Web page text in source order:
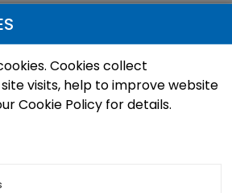
Cookies collect
visits, help to improve website
Cookie Policy for details.